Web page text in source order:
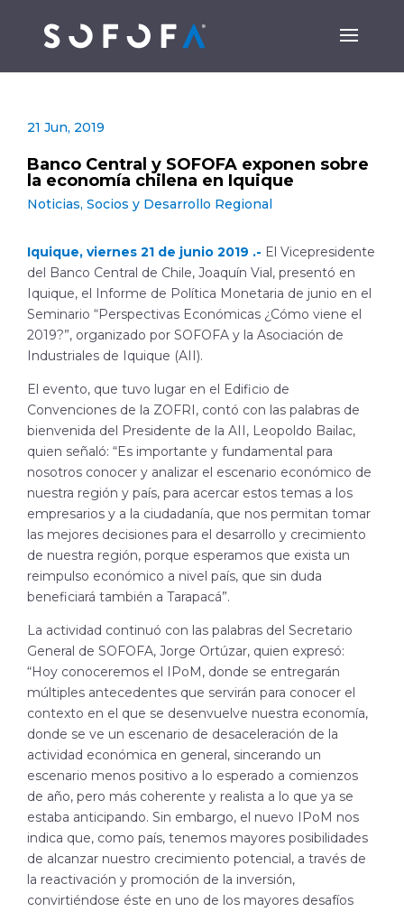
21 Jun, 2019
Banco Central y SOFOFA exponen sobre
la economía chilena en Iquique
Noticias, Socios y Desarrollo Regional
Iquique, viernes 21 de junio 2019 .- El Vicepresidente
del Banco Central de Chile, Joaquín Vial, presentó en
Iquique, el Informe de Política Monetaria de junio en el
Seminario “Perspectivas Económicas ¿Cómo viene el
2019?”, organizado por SOFOFA y la Asociación de
Industriales de Iquique (AII).
El evento, que tuvo lugar en el Edificio de
Convenciones de la ZOFRI, contó con las palabras de
bienvenida del Presidente de la AII, Leopoldo Bailac,
quien señaló: “Es importante y fundamental para
nosotros conocer y analizar el escenario económico de
nuestra región y país, para acercar estos temas a los
empresarios y a la ciudadanía, que nos permitan tomar
las mejores decisiones para el desarrollo y crecimiento
de nuestra región, porque esperamos que exista un
reimpulso económico a nivel país, que sin duda
beneficiará también a Tarapacá”.
La actividad continuó con las palabras del Secretario
General de SOFOFA, Jorge Ortúzar, quien expresó:
“Hoy conoceremos el IPoM, donde se entregarán
múltiples antecedentes que servirán para conocer el
contexto en el que se desenvuelve nuestra economía,
donde se ve un escenario de desaceleración de la
actividad económica en general, sincerando un
escenario menos positivo a lo esperado a comienzos
de año, pero más coherente y realista a lo que ya se
estaba anticipando. Sin embargo, el nuevo IPoM nos
indica que, como país, tenemos mayores posibilidades
de alcanzar nuestro crecimiento potencial, a través de
la reactivación y promoción de la inversión,
convirtiéndose éste en uno de los mayores desafíos